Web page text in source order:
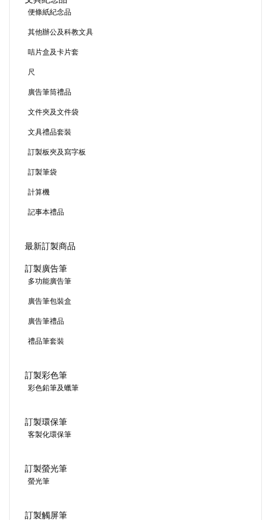
便條紙紀念品
其他辦公及科教文具
咭片盒及卡片套
尺
廣告筆筒禮品
文件夾及文件袋
文具禮品套裝
訂製板夾及寫字板
訂製筆袋
計算機
記事本禮品
最新訂製商品
訂製廣告筆
多功能廣告筆
廣告筆包裝盒
廣告筆禮品
禮品筆套裝
訂製彩色筆
彩色鉛筆及蠟筆
訂製環保筆
客製化環保筆
訂製螢光筆
螢光筆
訂製觸屏筆